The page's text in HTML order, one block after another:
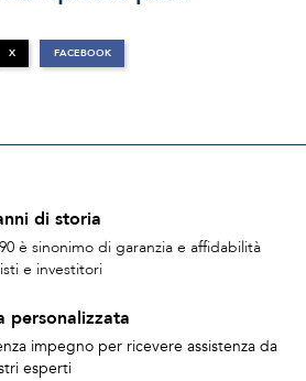
X FACEBOOK
di storia
è sinonimo di garanzia e affidabilità
e investitori
personalizzata
impegno per ricevere assistenza da
esperti